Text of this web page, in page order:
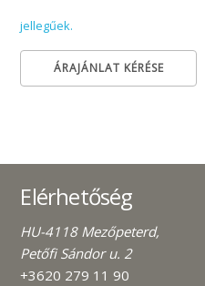
jellegűek.
ÁRAJÁNLAT KÉRÉSE
Elérhetőség
HU-4118 Mezőpeterd,
Petőfi Sándor u. 2
+3620 279 11 90